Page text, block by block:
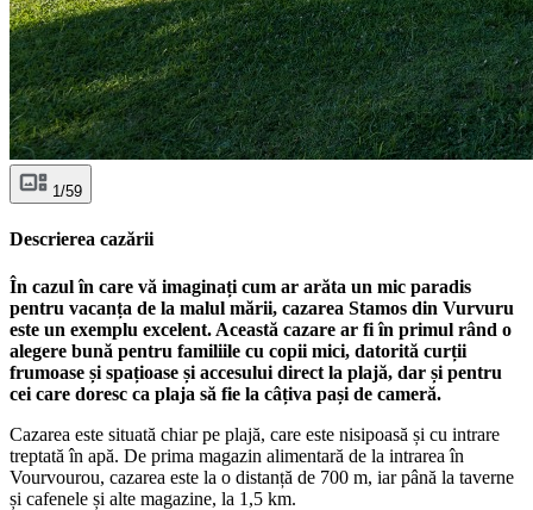
1/59
Descrierea cazării
În cazul în care vă imaginați cum ar arăta un mic paradis
pentru vacanța de la malul mării, cazarea Stamos din Vurvuru
este un exemplu excelent. Această cazare ar fi în primul rând o
alegere bună pentru familiile cu copii mici, datorită curții
frumoase și spațioase și accesului direct la plajă, dar și pentru
cei care doresc ca plaja să fie la câțiva pași de cameră.
Cazarea este situată chiar pe plajă, care este nisipoasă și cu intrare
treptată în apă. De prima magazin alimentară de la intrarea în
Vourvourou, cazarea este la o distanță de 700 m, iar până la taverne
și cafenele și alte magazine, la 1,5 km.